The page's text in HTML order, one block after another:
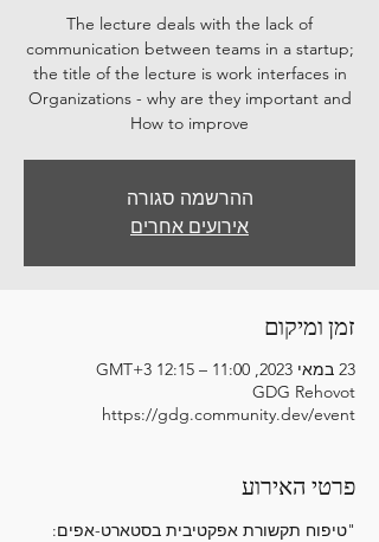
The lecture deals with the lack of
communication between teams in a startup;
the title of the lecture is work interfaces in
Organizations - why are they important and
How to improve
ההרשמה סגורה
אירועים אחרים
זמן ומיקום
23 במאי 2023, 11:00 – 12:15 GMT‎+3‎
GDG Rehovot
https://gdg.community.dev/event
פרטי האירוע
"טיפוח תקשורת אפקטיבית בסטארט-אפים: